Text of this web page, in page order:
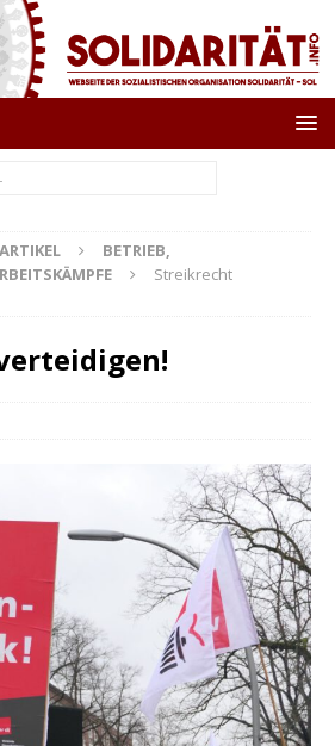
BETRIEB,
Streikrecht